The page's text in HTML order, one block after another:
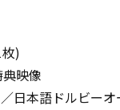
)
映像
日本語ドルビー